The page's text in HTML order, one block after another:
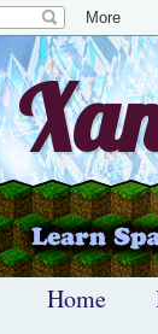
Home